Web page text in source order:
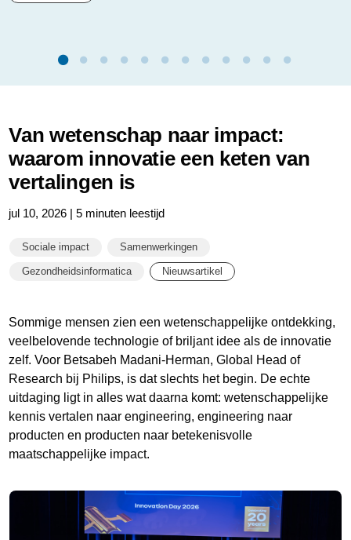
Van wetenschap naar impact:
waarom innovatie een keten van
vertalingen is
jul 10, 2026 | 5 minuten leestijd
Sociale impact Samenwerkingen
Gezondheidsinformatica Nieuwsartikel
Sommige mensen zien een wetenschappelijke ontdekking,
veelbelovende technologie of briljant idee als de innovatie
zelf. Voor Betsabeh Madani-Herman, Global Head of
Research bij Philips, is dat slechts het begin. De echte
uitdaging ligt in alles wat daarna komt: wetenschappelijke
kennis vertalen naar engineering, engineering naar
producten en producten naar betekenisvolle
maatschappelijke impact.